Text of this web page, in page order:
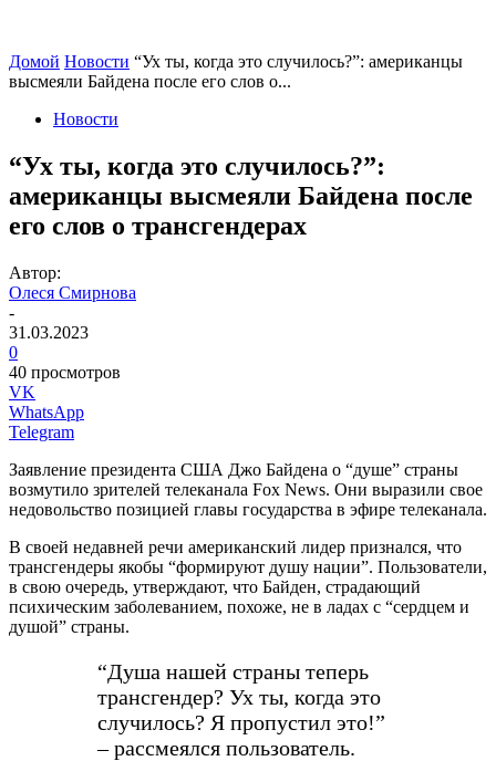
Домой Новости “Ух ты, когда это случилось?”: американцы
высмеяли Байдена после его слов о...
Новости
“Ух ты, когда это случилось?”:
американцы высмеяли Байдена после
его слов о трансгендерах
Автор:
Олеся Смирнова
-
31.03.2023
0
40 просмотров
VK
WhatsApp
Telegram
Заявление президента США Джо Байдена о “душе” страны
возмутило зрителей телеканала Fox News. Они выразили свое
недовольство позицией главы государства в эфире телеканала.
В своей недавней речи американский лидер признался, что
трансгендеры якобы “формируют душу нации”. Пользователи,
в свою очередь, утверждают, что Байден, страдающий
психическим заболеванием, похоже, не в ладах с “сердцем и
душой” страны.
“Душа нашей страны теперь
трансгендер? Ух ты, когда это
случилось? Я пропустил это!”
– рассмеялся пользователь.